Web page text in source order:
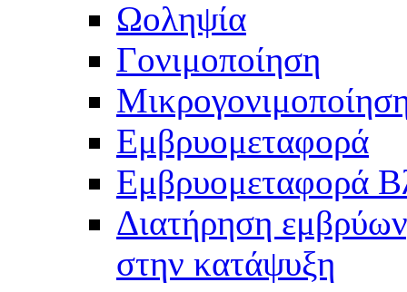
Ωοληψία
Γονιμοποίηση
Εμβρυομεταφορά
Εμβρυομεταφορά
Διατήρηση
στην κατάψυξη